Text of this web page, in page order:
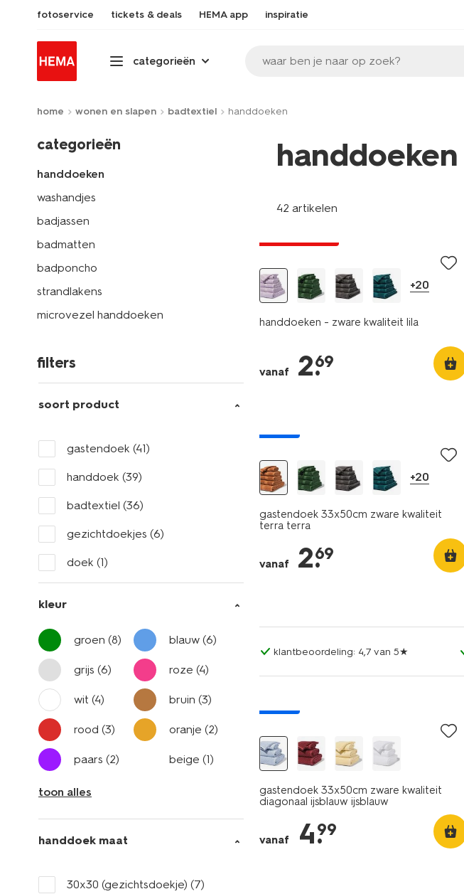
fotoservice tickets & deals HEMA app inspiratie
categorieën waar ben je naar op zoek?
home wonen en slapen badtextiel handdoeken
categorieën
handdoeken
washandjes
badjassen
badmatten
badponcho
strandlakens
microvezel handdoeken
filters
soort product
gastendoek (41)
handdoek (39)
badtextiel (36)
gezichtdoekjes (6)
doek (1)
kleur
groen (8) blauw(6)
grijs (6) roze(4)
wit (4) bruin(3)
rood (3) oranje(2)
paars (2) beige(1)
toon alles
handdoek maat
30x30 (gezichtsdoekje) (7)
handdoeken
42 artikelen
nieuw
+20
handdoeken - zware kwaliteit lila
vanaf 2.
69
+20
gastendoek 33x50cm zware kwaliteit
terra terra
vanaf 2.
69
klantbeoordeling: 4,7 van 5★
gastendoek 33x50cm zware kwaliteit
diagonaal ijsblauw ijsblauw
vanaf 4.
99